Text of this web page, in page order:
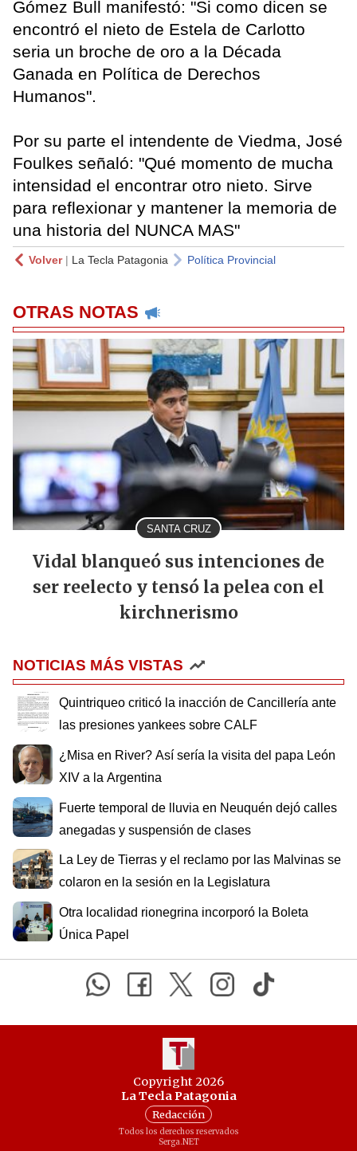
Gómez Bull manifestó: "Si como dicen se
encontró el nieto de Estela de Carlotto
seria un broche de oro a la Década
Ganada en Política de Derechos
Humanos".
Por su parte el intendente de Viedma, José
Foulkes señaló: "Qué momento de mucha
intensidad el encontrar otro nieto. Sirve
para reflexionar y mantener la memoria de
una historia del NUNCA MAS"
Volver| La Tecla Patagonia Política Provincial
OTRAS NOTAS
SANTA CRUZ
Vidal blanqueó sus intenciones de
ser reelecto y tensó la pelea con el
kirchnerismo
NOTICIAS MÁS VISTAS
Quintriqueo criticó la inacción de Cancillería ante
las presiones yankees sobre CALF
¿Misa en River? Así sería la visita del papa León
XIV a la Argentina
Fuerte temporal de lluvia en Neuquén dejó calles
anegadas y suspensión de clases
La Ley de Tierras y el reclamo por las Malvinas se
colaron en la sesión en la Legislatura
Otra localidad rionegrina incorporó la Boleta
Única Papel
Copyright 2026
La Tecla Patagonia
Redacción
Todos los derechos reservados
Serga.NET